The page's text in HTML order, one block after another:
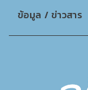
ข้อมูล / ข่าวสาร